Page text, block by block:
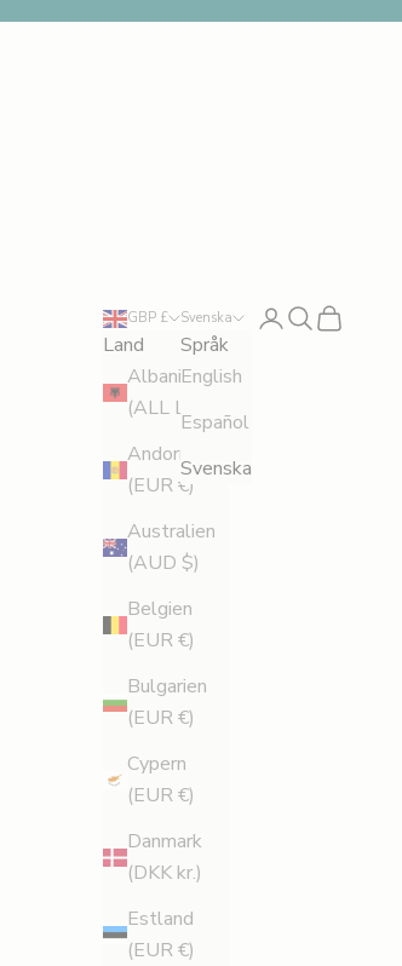
GBP £
Land
Albanien
(ALL L)
Andorra
(EUR €)
Australien
(AUD $)
Belgien
(EUR €)
Bulgarien
(EUR €)
Cypern
(EUR €)
Danmark
(DKK kr.)
Estland
(EUR €)
Svenska
Språk
English
Español
Svenska
Logga in
Sök Kundvagn